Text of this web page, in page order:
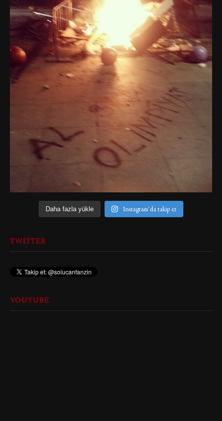
Daha fazla yükle Instagram'da takip et
TWITTER
YOUTUBE